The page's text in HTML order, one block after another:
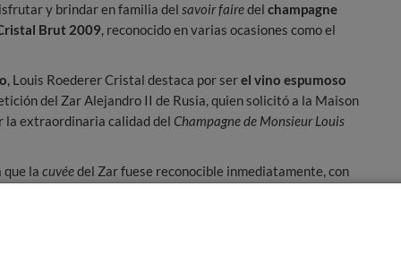
y brindar en familia del savoir fairedel champagne
Brut 2009, reconocido en varias ocasiones como el
, Louis Roederer Cristal destaca por serel vino espumoso
del Zar Alejandro II de Rusia, quien solicitó a la Maison
la extraordinaria calidad del Champagne de Monsieur Louis
la cuvéedel Zar fuese reconocible inmediatamente, con
bomba y así liberar al Zar de su temor de los
la Casa otorgándole la patente de “Proveedor oficial de la
Cristal luce orgullosamente los blasones del Zar.